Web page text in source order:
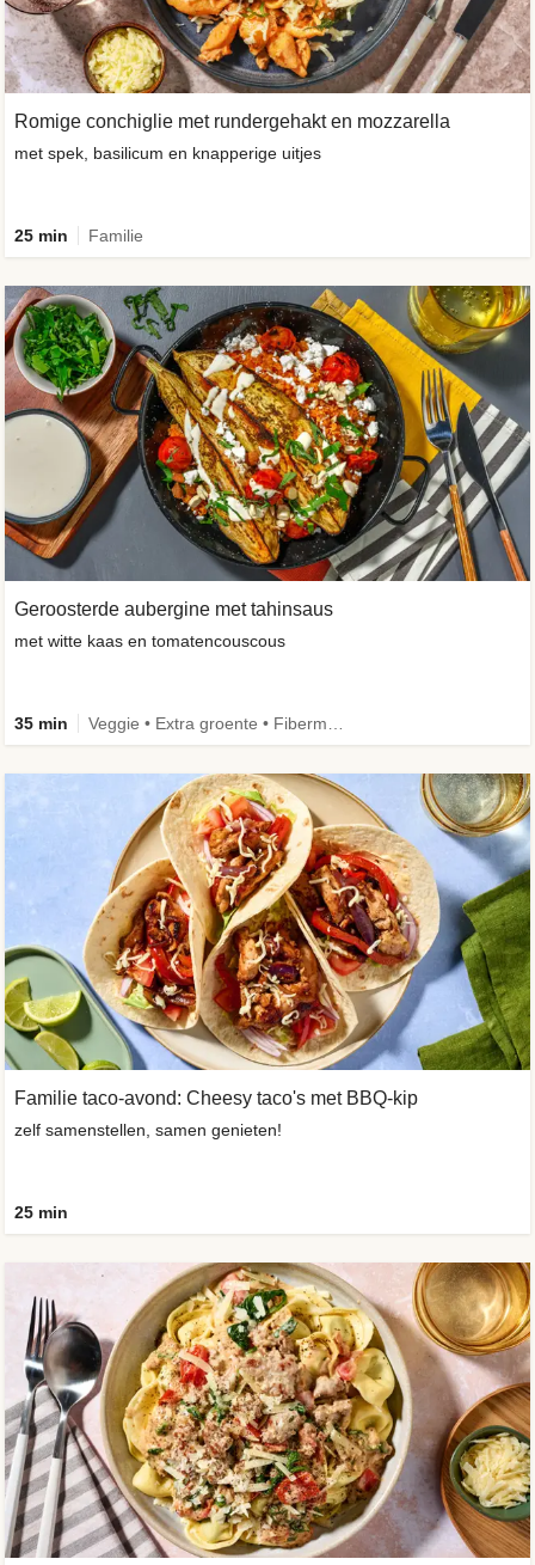
Romige conchiglie met rundergehakt en mozzarella
met spek, basilicum en knapperige uitjes
25 min Familie
Geroosterde aubergine met tahinsaus
met witte kaas en tomatencouscous
35 min
Familie taco-avond: Cheesy taco's met BBQ-kip
zelf samenstellen, samen genieten!
25 min